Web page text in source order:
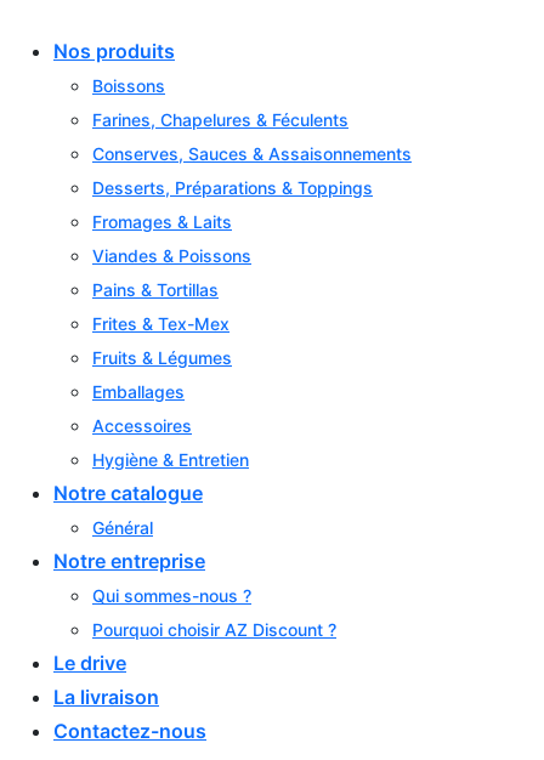
Nos produits
Boissons
Farines, Chapelures & Féculents
Conserves, Sauces & Assaisonnements
Desserts, Préparations & Toppings
Fromages & Laits
Viandes & Poissons
Pains & Tortillas
Frites & Tex-Mex
Fruits & Légumes
Emballages
Accessoires
Hygiène & Entretien
Notre catalogue
Général
Notre entreprise
Qui sommes-nous ?
Pourquoi choisir AZ Discount ?
Le drive
La livraison
Contactez-nous